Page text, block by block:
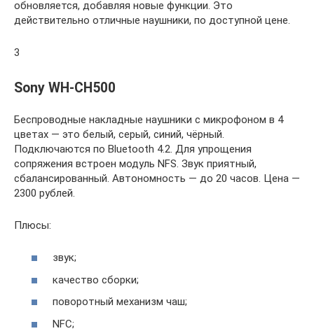
обновляется, добавляя новые функции. Это
действительно отличные наушники, по доступной цене.
3
Sony WH-CH500
Беспроводные накладные наушники с микрофоном в 4
цветах — это белый, серый, синий, чёрный.
Подключаются по Bluetooth 4.2. Для упрощения
сопряжения встроен модуль NFS. Звук приятный,
сбалансированный. Автономность — до 20 часов. Цена —
2300 рублей.
Плюсы:
звук;
качество сборки;
поворотный механизм чаш;
NFC;